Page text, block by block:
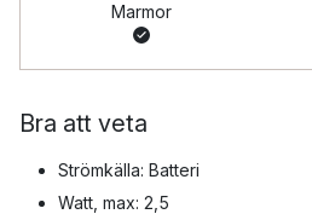
Marmor
Bra att veta
Strömkälla: Batteri
Watt, max: 2,5